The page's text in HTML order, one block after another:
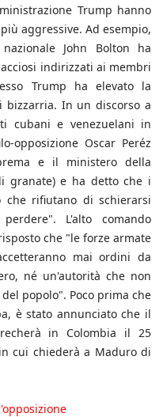
Trump hanno
aggressive. Ad esempio,
John Bolton ha
indirizzati ai membri
Trump ha elevato la
bizzarria. In un discorso a
cubani e venezuelani in
opposizione Oscar Peréz
e il ministero della
granate) e ha detto che i
che rifiutano di schierarsi
L'alto comando
che "le forze armate
mai ordini da
né un'autorità che non
popolo". Poco prima che
è stato annunciato che il
in Colombia il 25
cui chiederà a Maduro di